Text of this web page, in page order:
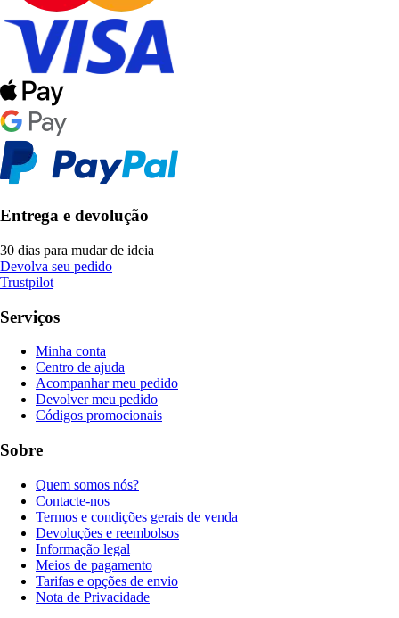
Entrega e devolução
30 dias para mudar de ideia
Devolva seu pedido
Trustpilot
Serviços
Minha conta
Centro de ajuda
Acompanhar meu pedido
Devolver meu pedido
Códigos promocionais
Sobre
Quem somos nós?
Contacte-nos
Termos e condições gerais de venda
Devoluções e reembolsos
Informação legal
Meios de pagamento
Tarifas e opções de envio
Nota de Privacidade